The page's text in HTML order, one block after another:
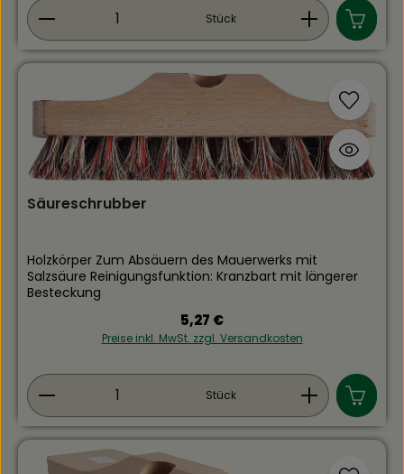
Produkt Anzahl: Gib den gewünschten Wert
Stück
Säureschrubber
Holzkörper Zum Absäuern des Mauerwerks mit
Salzsäure Reinigungsfunktion: Kranzbart mit längerer
Besteckung
Regulärer Preis:
5,27 €
Preise inkl. MwSt. zzgl. Versandkosten
Produkt Anzahl: Gib den gewünschten Wert
Stück